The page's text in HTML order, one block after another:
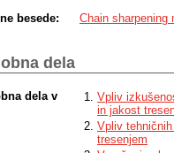
were significantly increased
besede: Chain sharpening
dela
dela v
Vpliv
in jakost
Vpliv
tresenjem